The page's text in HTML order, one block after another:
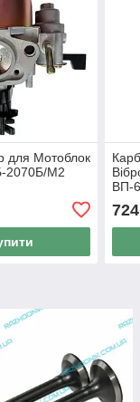
для Мотоблок
2070Б/М2
ВП-
724